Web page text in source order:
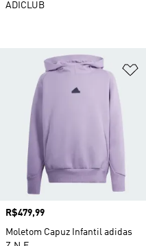
ADICLUB
Preço
R$479,99
Moletom Capuz Infantil adidas